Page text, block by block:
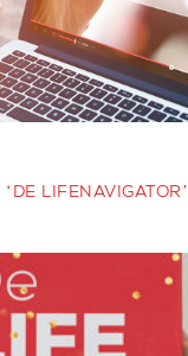
‘DE LIFENAVIGATOR’